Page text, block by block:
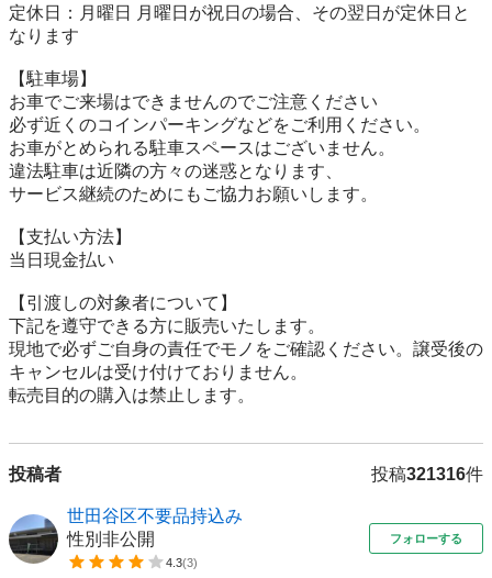
定休日：月曜日 月曜日が祝日の場合、その翌日が定休日と
なります
【駐⾞場】
お車でご来場はできませんのでご注意ください
必ず近くのコインパーキングなどをご利用ください。
お車がとめられる駐車スペースはございません。
違法駐車は近隣の方々の迷惑となります、
サービス継続のためにもご協力お願いします。
【⽀払い⽅法】
当日現金払い
【引渡しの対象者について】
下記を遵守できる⽅に販売いたします。
現地で必ずご⾃⾝の責任でモノをご確認ください。譲受後の
キャンセルは受け付けておりません。
転売⽬的の購⼊は禁⽌します。
投稿者 投稿321316件
世田谷区不要品持込み
性別非公開
4.3(3)
フォローする